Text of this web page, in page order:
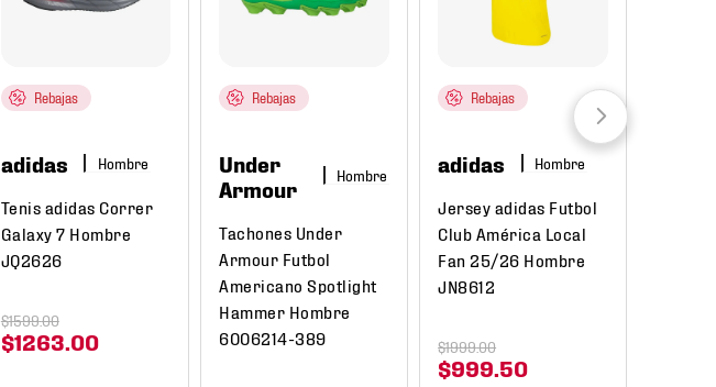
Rebajas
adidas Hombre
Tenis adidas Correr
Galaxy 7 Hombre
JQ2626
$1263 00
$1599.00
Rebajas
Under
Armour
Hombre
Tachones Under
Armour Futbol
Americano Spotlight
Hammer Hombre
6006214-389
Rebajas
adidas Hombre
Jersey adidas Futbol
Club América Local
Fan 25/26 Hombre
JN8612
$999 50
$1999.00